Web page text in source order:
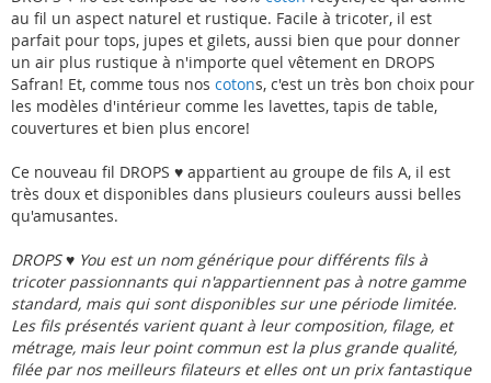
au fil un aspect naturel et rustique. Facile à tricoter, il est
parfait pour tops, jupes et gilets, aussi bien que pour donner
un air plus rustique à n'importe quel vêtement en DROPS
Safran! Et, comme tous nos cotons, c'est un très bon choix pour
les modèles d'intérieur comme les lavettes, tapis de table,
couvertures et bien plus encore!
Ce nouveau fil DROPS ♥ appartient au groupe de fils A, il est
très doux et disponibles dans plusieurs couleurs aussi belles
qu'amusantes.
DROPS ♥ You est un nom générique pour différents fils à
tricoter passionnants qui n'appartiennent pas à notre gamme
standard, mais qui sont disponibles sur une période limitée.
Les fils présentés varient quant à leur composition, filage, et
métrage, mais leur point commun est la plus grande qualité,
filée par nos meilleurs filateurs et elles ont un prix fantastique 